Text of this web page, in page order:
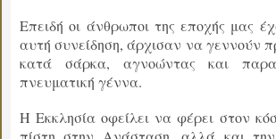
Επειδή οι άνθρωποι της εποχής μας
αυτή συνείδηση, άρχισαν να γεννούν
κατά σάρκα, αγνοώντας και
πνευματική γέννα.
Η Εκκλησία οφείλει να φέρει στον